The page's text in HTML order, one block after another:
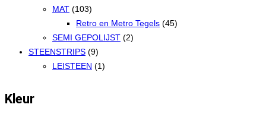
MAT (103)
Retro en Metro Tegels (45)
SEMI GEPOLIJST (2)
STEENSTRIPS (9)
LEISTEEN (1)
Kleur